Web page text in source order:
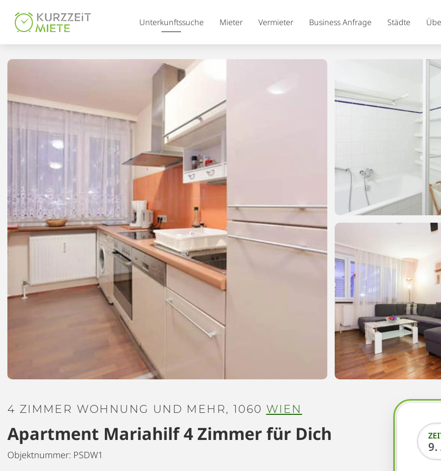
Unterkunftssuche Mieter Vermieter Business Anfrage Städte
4 ZIMMER WOHNUNG UND MEHR, 1060 WIEN
Apartment Mariahilf 4 Zimmer für Dich
Objektnummer: PSDW1